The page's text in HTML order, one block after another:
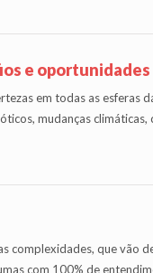
e oportunidades
em todas as esferas
mudanças climáticas,
complexidades, que vão
com 100% de